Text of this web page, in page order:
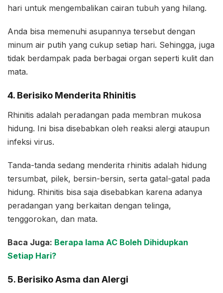
hari untuk mengembalikan cairan tubuh yang hilang.
Anda bisa memenuhi asupannya tersebut dengan
minum air putih yang cukup setiap hari. Sehingga, juga
tidak berdampak pada berbagai organ seperti kulit dan
mata.
4. Berisiko Menderita Rhinitis
Rhinitis adalah peradangan pada membran mukosa
hidung. Ini bisa disebabkan oleh reaksi alergi ataupun
infeksi virus.
Tanda-tanda sedang menderita rhinitis adalah hidung
tersumbat, pilek, bersin-bersin, serta gatal-gatal pada
hidung. Rhinitis bisa saja disebabkan karena adanya
peradangan yang berkaitan dengan telinga,
tenggorokan, dan mata.
Baca Juga: Berapa lama AC Boleh Dihidupkan
Setiap Hari?
5. Berisiko Asma dan Alergi